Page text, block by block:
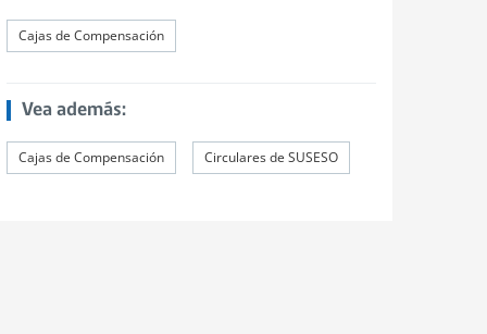
Cajas de Compensación
Vea además:
Cajas de Compensación Circulares de SUSESO